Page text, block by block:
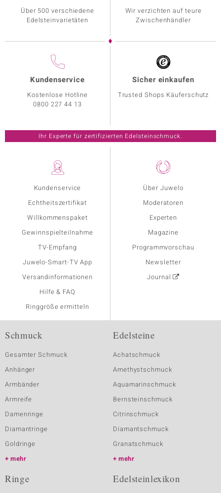
Kundenservice
Echtheitszertifikat
Willkommenspaket
Gewinnspielteilnahme
TV-Empfang
Juwelo-Smart-TV App
Versandinformationen
Hilfe & FAQ
Ringgröße ermitteln
Über Juwelo
Moderatoren
Experten
Magazine
Programmvorschau
Newsletter
Journal
Über 500 verschiedene
Edelsteinvarietäten
Wir verzichten auf teure
Zwischenhändler
Kundenservice
Kostenlose Hotline
0800 227 44 13
Sicher einkaufen
Trusted Shops Käuferschutz
Ihr Experte für zertifizierten Edelsteinschmuck.
Schmuck
Gesamter Schmuck
Anhänger
Armbänder
Armreife
Damenringe
Diamantringe
Goldringe
mehr
Edelsteine
Achatschmuck
Amethystschmuck
Aquamarinschmuck
Bernsteinschmuck
Citrinschmuck
Diamantschmuck
Granatschmuck
mehr
Ringe Edelsteinlexikon